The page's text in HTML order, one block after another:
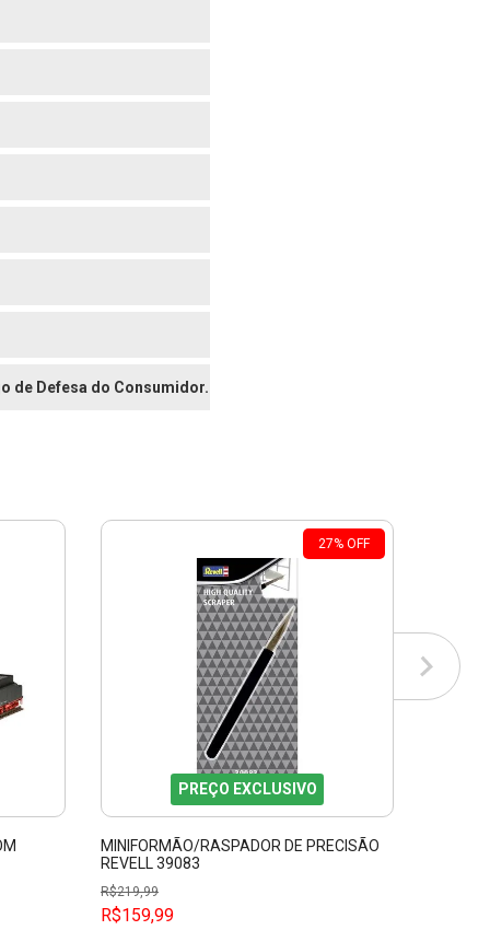
de Defesa do Consumidor.
27% OFF
PREÇO EXCLUSIVO
MINIFORMÃO/RASPADOR DE PRECISÃO
REVELL 39083
R$219,99
R$159,99